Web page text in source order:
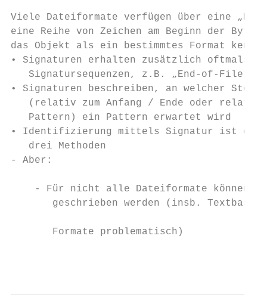
Viele Dateiformate verfügen über eine
eine Reihe von Zeichen am Beginn der
das Objekt als ein bestimmtes Format
• Signaturen erhalten zusätzlich oftmals
Signatursequenzen, z.B. „End-of-File“
• Signaturen beschreiben, an welcher
(relativ zum Anfang / Ende oder relativ
   Pattern) ein Pattern erwartet wird
• Identifizierung mittels Signatur ist die
drei Methoden
- Aber:
- Für nicht alle Dateiformate können
geschrieben werden (insb.
       Formate problematisch)